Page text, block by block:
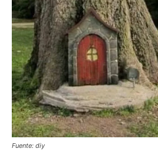
Fuente: diy